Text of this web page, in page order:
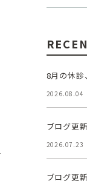
8月の休診
2026.08.04
ブログ更新
2026.07.23
ブログ更新